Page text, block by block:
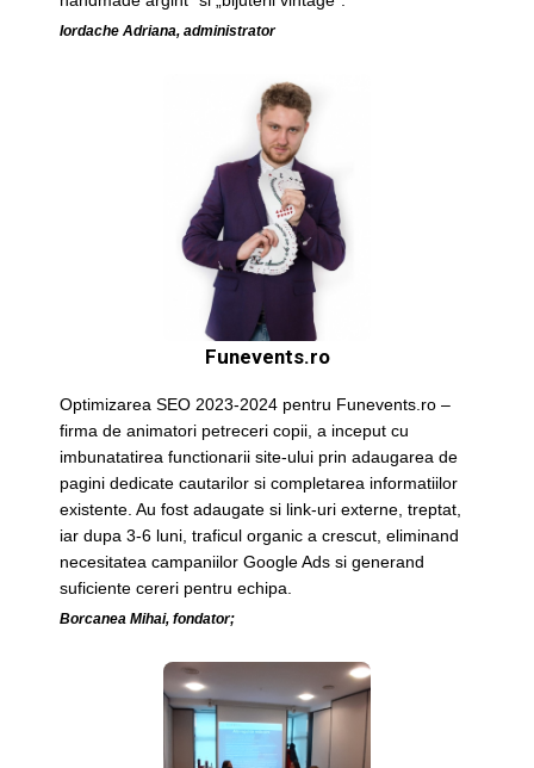
Iordache Adriana, administrator
Funevents.ro
Optimizarea SEO 2023-2024 pentru Funevents.ro –
firma de animatori petreceri copii, a inceput cu
imbunatatirea functionarii site-ului prin adaugarea de
pagini dedicate cautarilor si completarea informatiilor
existente. Au fost adaugate si link-uri externe, treptat,
iar dupa 3-6 luni, traficul organic a crescut, eliminand
necesitatea campaniilor Google Ads si generand
suficiente cereri pentru echipa.
Borcanea Mihai, fondator;